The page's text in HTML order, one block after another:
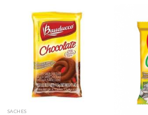
SACHES